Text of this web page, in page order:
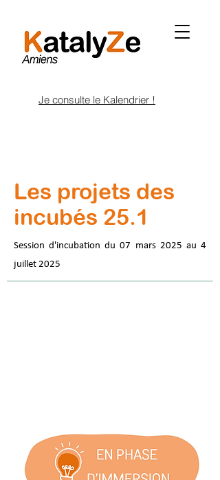
Je consulte le Kalendrier !
Les projets des
incubés 25.1
Session d'incubation du 07 mars 2025 au 4
juillet 2025